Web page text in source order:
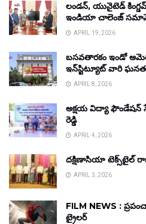
లండన్, యునైటెడ్
ఇండియా చాలెంజ్
APRIL 19, 2026
బసవతారకం ఇండో
ఇన్‌స్టిట్యూట్ వారి ఘనత
APRIL 8, 2026
అక్షయ విద్యా ఫౌండేషన్
రెడ్డి
APRIL 4, 2026
దక్షిణాసియా టెక్స్‌టైల్
APRIL 3, 2026
FILM NEWS :
ట్రైలర్